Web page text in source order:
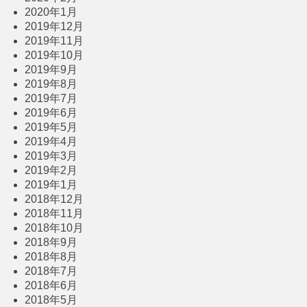
2020年1月
2019年12月
2019年11月
2019年10月
2019年9月
2019年8月
2019年7月
2019年6月
2019年5月
2019年4月
2019年3月
2019年2月
2019年1月
2018年12月
2018年11月
2018年10月
2018年9月
2018年8月
2018年7月
2018年6月
2018年5月